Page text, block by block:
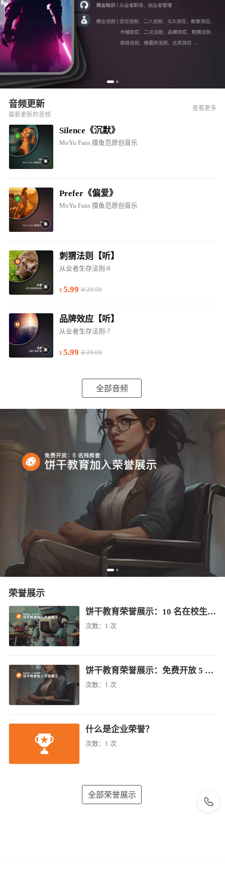
音频更新
最新更新的音频
查看更多
Silence《沉默》
MoYu Fans 摸鱼范原创音乐
Prefer《偏爱》
MoYu Fans 摸鱼范原创音乐
刺猬法则【听】
从业者生存法则-8
5.99 ￥29.99
品牌效应【听】
从业者生存法则-7
5.99 ￥29.99
全部音频
荣誉展示
饼干教育荣誉展示：10 名在校生免费学（已结束）
次数： 1 次
饼干教育荣誉展示：免费开放 5 名残疾者
次数： 1 次
什么是企业荣誉？
次数： 1 次
全部荣誉展示